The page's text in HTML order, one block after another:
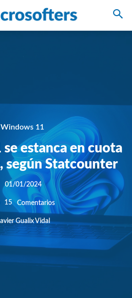
Windows 11
estanca en cuota
según Statcounter
01/01/2024
15 Comentarios
Gualix Vidal